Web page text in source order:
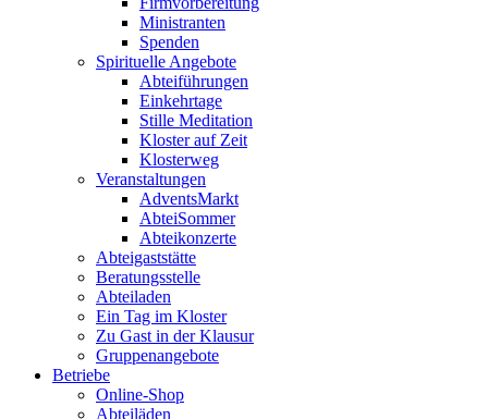
Ministranten
Spenden
Spirituelle Angebote
Abteiführungen
Einkehrtage
Stille Meditation
Kloster auf Zeit
Klosterweg
Veranstaltungen
AdventsMarkt
AbteiSommer
Abteikonzerte
Abteigaststätte
Beratungsstelle
Abteiladen
Ein Tag im Kloster
Zu Gast in der Klausur
Gruppenangebote
Betriebe
Online-Shop
Abteiläden